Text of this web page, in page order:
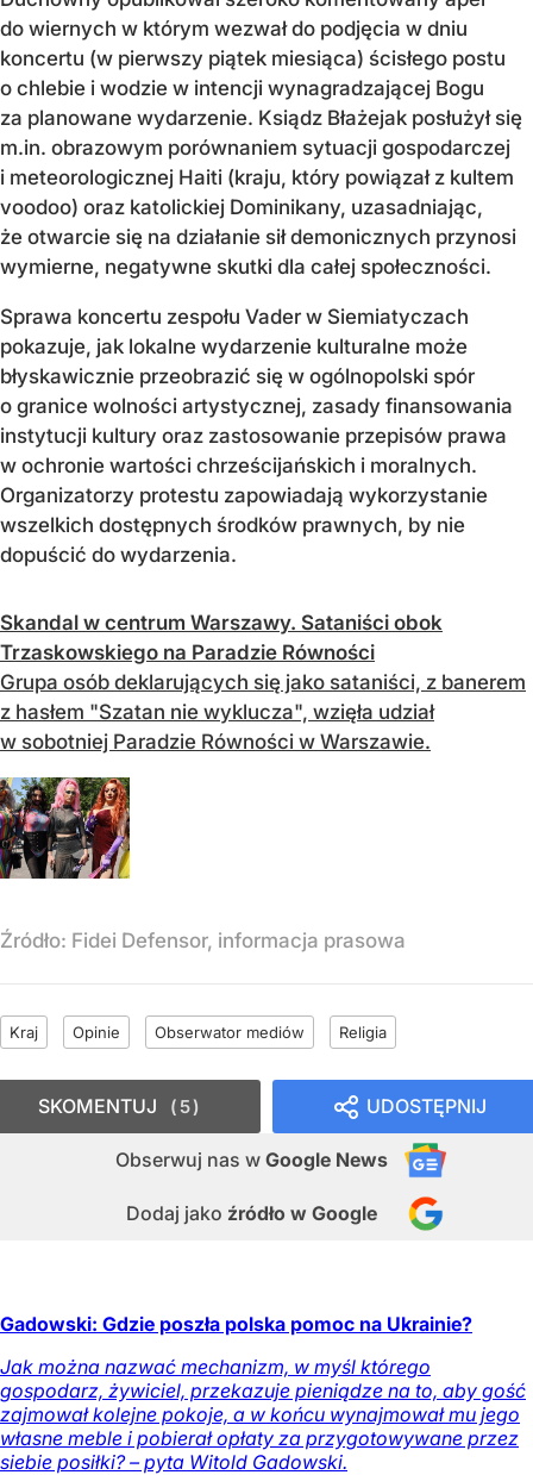
do wiernych w którym wezwał do podjęcia w dniu
koncertu (w pierwszy piątek miesiąca) ścisłego postu
o chlebie i wodzie w intencji wynagradzającej Bogu
za planowane wydarzenie. Ksiądz Błażejak posłużył się
m.in. obrazowym porównaniem sytuacji gospodarczej
i meteorologicznej Haiti (kraju, który powiązał z kultem
voodoo) oraz katolickiej Dominikany, uzasadniając,
że otwarcie się na działanie sił demonicznych przynosi
wymierne, negatywne skutki dla całej społeczności.
Sprawa koncertu zespołu Vader w Siemiatyczach
pokazuje, jak lokalne wydarzenie kulturalne może
błyskawicznie przeobrazić się w ogólnopolski spór
o granice wolności artystycznej, zasady finansowania
instytucji kultury oraz zastosowanie przepisów prawa
w ochronie wartości chrześcijańskich i moralnych.
Organizatorzy protestu zapowiadają wykorzystanie
wszelkich dostępnych środków prawnych, by nie
dopuścić do wydarzenia.
Skandal w centrum Warszawy. Sataniści obok
Trzaskowskiego na Paradzie Równości
Grupa osób deklarujących się jako sataniści, z banerem
z hasłem "Szatan nie wyklucza", wzięła udział
w sobotniej Paradzie Równości w Warszawie.
Źródło: Fidei Defensor, informacja prasowa
Kraj Opinie Obserwator mediów Religia
UDOSTĘPNIJ
Obserwuj nas w Google News
Dodaj jako źródło w Google
SKOMENTUJ 5
Gadowski: Gdzie poszła polska pomoc na Ukrainie?
Jak można nazwać mechanizm, w myśl którego
gospodarz, żywiciel, przekazuje pieniądze na to, aby gość
zajmował kolejne pokoje, a w końcu wynajmował mu jego
własne meble i pobierał opłaty za przygotowywane przez
siebie posiłki? – pyta Witold Gadowski.